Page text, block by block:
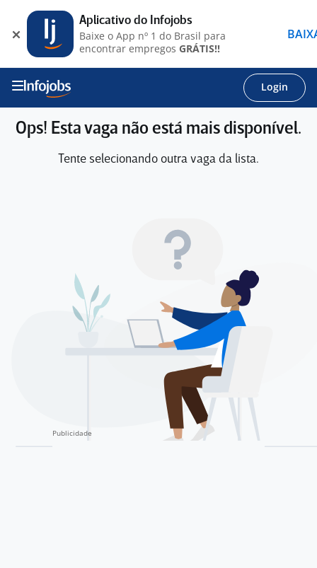
Login
Ops! Esta vaga não está mais disponível.
Tente selecionando outra vaga da lista.
Aplicativo do Infojobs
Baixe o App nº 1 do Brasil para
encontrar empregos GRÁTIS!!